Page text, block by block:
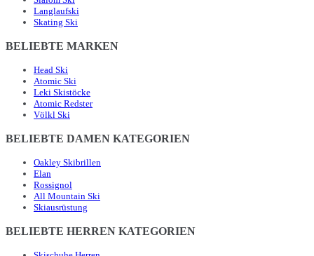
Langlaufski
Skating Ski
BELIEBTE MARKEN
Head Ski
Atomic Ski
Leki Skistöcke
Atomic Redster
Völkl Ski
BELIEBTE DAMEN KATEGORIEN
Oakley Skibrillen
Elan
Rossignol
All Mountain Ski
Skiausrüstung
BELIEBTE HERREN KATEGORIEN